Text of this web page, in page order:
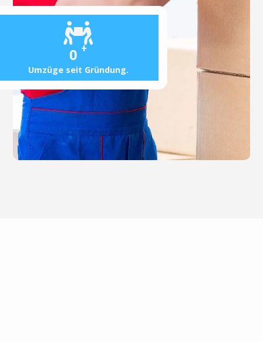
0 +
Umzüge seit Gründung.